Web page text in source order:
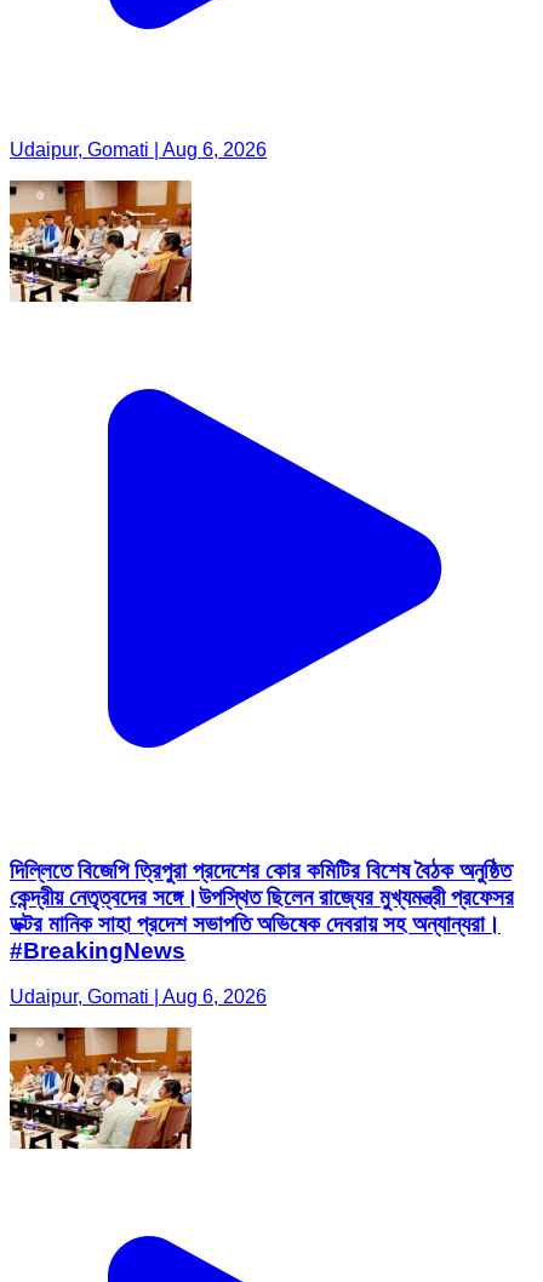
Udaipur, Gomati | Aug 6, 2026
দিল্লিতে বিজেপি ত্রিপুরা প্রদেশের কোর কমিটির বিশেষ বৈঠক অনুষ্ঠিত
কেন্দ্রীয় নেতৃত্বদের সঙ্গে।উপস্থিত ছিলেন রাজ্যের মুখ্যমন্ত্রী প্রফেসর
ডক্টর মানিক সাহা প্রদেশ সভাপতি অভিষেক দেবরায় সহ অন্যান্যরা।
#BreakingNews
Udaipur, Gomati | Aug 6, 2026